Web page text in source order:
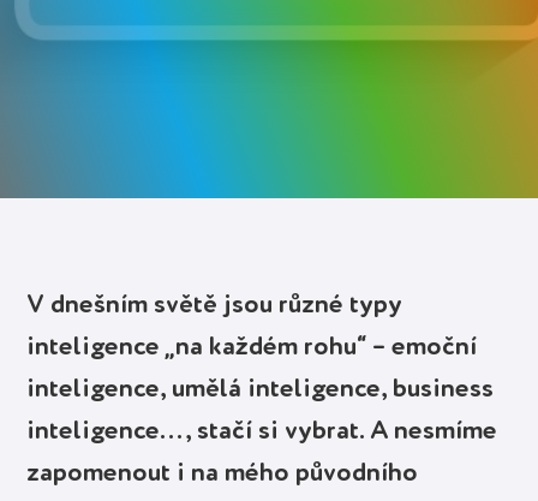
Přihlásit se
V dnešním světě jsou různé typy
inteligence „na každém rohu“ – emoční
inteligence, umělá inteligence, business
inteligence…, stačí si vybrat. A nesmíme
zapomenout i na mého původního